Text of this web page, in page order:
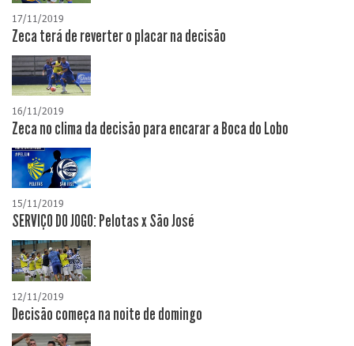
17/11/2019
Zeca terá de reverter o placar na decisão
16/11/2019
Zeca no clima da decisão para encarar a Boca do Lobo
15/11/2019
SERVIÇO DO JOGO: Pelotas x São José
12/11/2019
Decisão começa na noite de domingo